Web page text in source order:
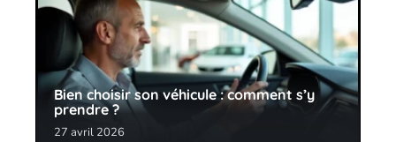
Bien choisir son véhicule : comment s’y
prendre ?
27 avril 2026